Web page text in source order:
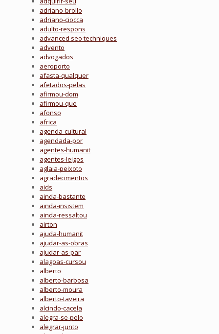
adriano-brollo
adriano-ciocca
adulto-respons
advanced seo techniques
advento
advogados
aeroporto
afasta-qualquer
afetados-pelas
afirmou-dom
afirmou-que
afonso
africa
agenda-cultural
agendada-por
agentes-humanit
agentes-leigos
aglaia-peixoto
agradecimentos
aids
ainda-bastante
ainda-insistem
ainda-ressaltou
airton
ajuda-humanit
ajudar-as-obras
ajudar-as-par
alagoas-cursou
alberto
alberto-barbosa
alberto-moura
alberto-taveira
alcindo-cacela
alegra-se-pelo
alegrar-junto